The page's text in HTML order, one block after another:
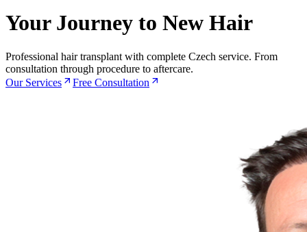
Your Journey to New Hair
Professional hair transplant with complete Czech service. From
consultation through procedure to aftercare.
Our Services
Free Consultation